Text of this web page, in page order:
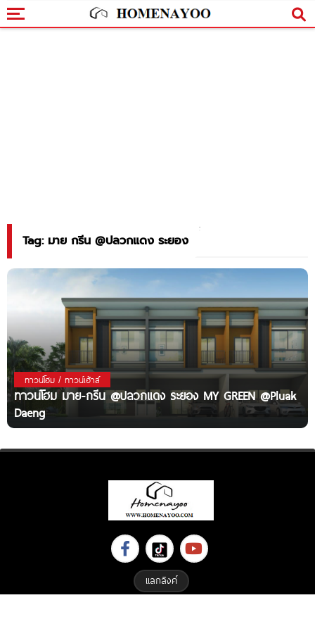
Tag: มาย กรีน @ปลวกแดง ระยอง
ทาวน์โฮม / ทาวน์เฮ้าส์
ทาวน์โฮม มาย-กรีน @ปลวกแดง ระยอง MY GREEN @Pluak
Daeng
แลกลิงค์